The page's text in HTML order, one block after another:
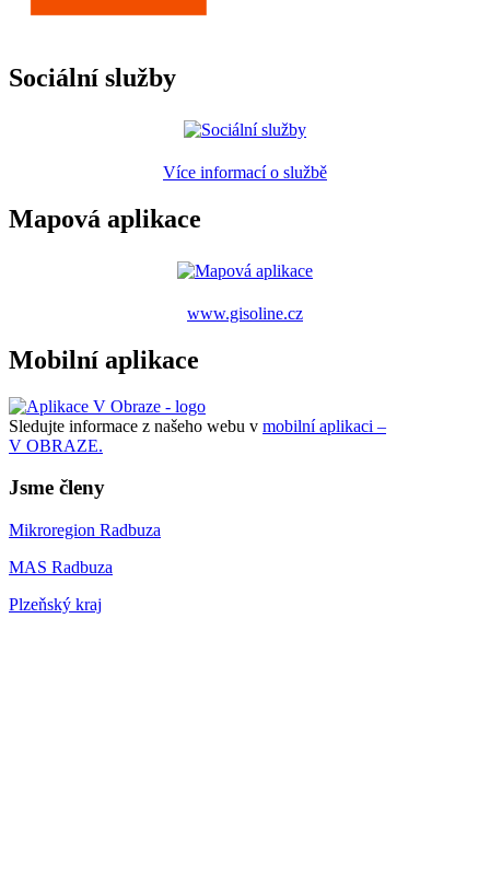
Sociální služby
Více informací o službě
Mapová aplikace
www.gisoline.cz
Mobilní aplikace
Sledujte informace z našeho webu v mobilní aplikaci –
V OBRAZE.
Jsme členy
Mikroregion Radbuza
MAS Radbuza
Plzeňský kraj